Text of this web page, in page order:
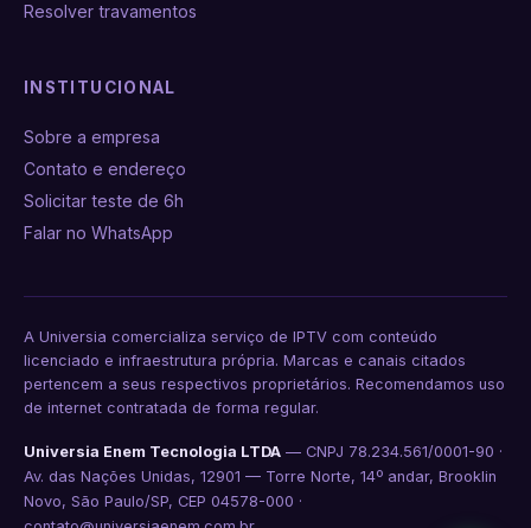
Resolver travamentos
INSTITUCIONAL
Sobre a empresa
Contato e endereço
Solicitar teste de 6h
Falar no WhatsApp
A Universia comercializa serviço de IPTV com conteúdo
licenciado e infraestrutura própria. Marcas e canais citados
pertencem a seus respectivos proprietários. Recomendamos uso
de internet contratada de forma regular.
Universia Enem Tecnologia LTDA — CNPJ 78.234.561/0001-90 ·
Av. das Nações Unidas, 12901 — Torre Norte, 14º andar, Brooklin
Novo, São Paulo/SP, CEP 04578-000 ·